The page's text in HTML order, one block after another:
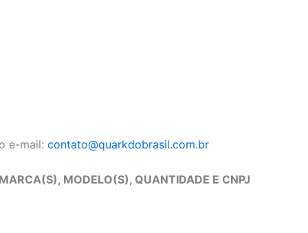
e-mail: contato@quarkdobrasil.com.br
MODELO(S), QUANTIDADE E CNPJ